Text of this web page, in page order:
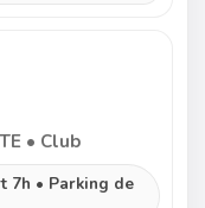
• Club
7h • Parking de